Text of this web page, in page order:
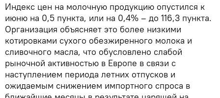
Индекс цен на молочную продукцию опустился к
июню на 0,5 пункта, или на 0,4% – до 116,3 пункта.
Организация объясняет это более низкими
котировками сухого обезжиренного молока и
сливочного масла, что обусловлено слабой
рыночной активностью в Европе в связи с
наступлением периода летних отпусков и
ожидаемым снижением импортного спроса в